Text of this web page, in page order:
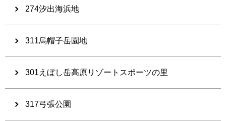
274汐出海浜地
311烏帽子岳園地
301えぼし岳高原リゾートスポーツの里
317弓張公園